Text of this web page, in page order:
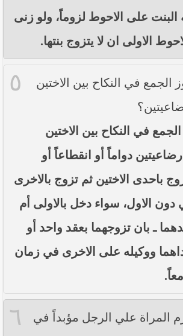
البنت على الاحوط لزوماً، ولو زنى
الاولى ان لا يتزوج بنتها.
٥
الجمع في النكاح بين الاختين
في النكاح بين الاختين
رضاعيتين دواماً أو انقطاعاً أو
باحدى الاختين ثم تزوج بالاخرى
دون الاول، سواء دخل بالاولى أم
ـ بان تزوجهما بعقد واحد أو
ووكيله على الاخرى في زمان
٦
المراة علي الرجل مؤبداً في